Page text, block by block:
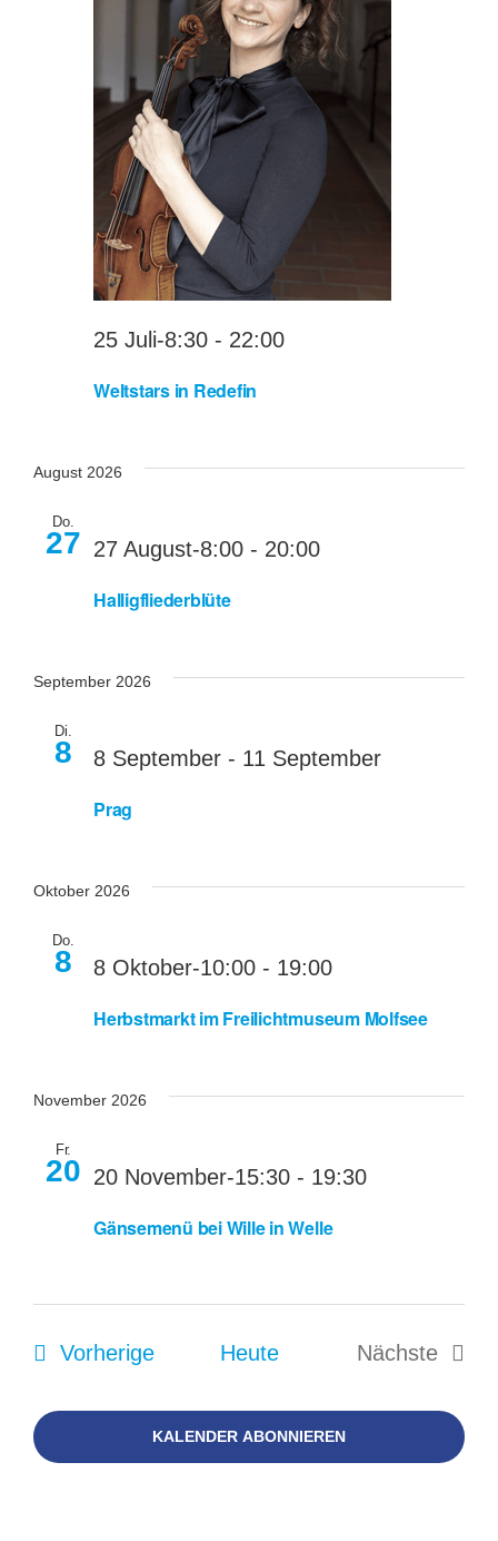
Mitglied
Weltstars in Redefin
25 Juli-8:30 - 22:00
August 2026
Do.
27
Halligfliederblüte
27 August-8:00 - 20:00
September 2026
Di.
8
Prag
8 September - 11 September
Oktober 2026
Do.
8
Herbstmarkt im Freilichtmuseum Molfsee
8 Oktober-10:00 - 19:00
November 2026
Fr.
20
Gänsemenü bei Wille in Welle
20 November-15:30 - 19:30
VorherigeVeranstaltungen
Heute
Nächste
KALENDER ABONNIEREN